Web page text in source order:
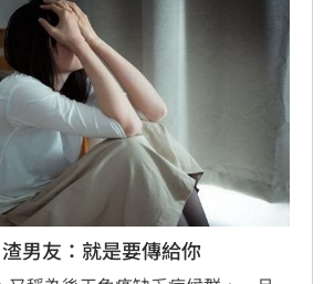
男友：就是要傳給你